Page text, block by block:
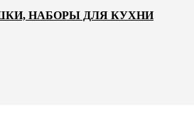
НАБОРЫ ДЛЯ КУХНИ